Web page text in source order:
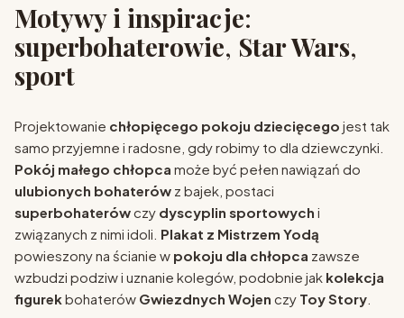
Motywy i inspiracje:
superbohaterowie, Star Wars,
sport
Projektowanie chłopięcego pokoju dziecięcego jest tak
samo przyjemne i radosne, gdy robimy to dla dziewczynki.
Pokój małego chłopca może być pełen nawiązań do
ulubionych bohaterów z bajek, postaci
superbohaterówczy dyscyplin sportowych i
związanych z nimi idoli. Plakat z Mistrzem Yodą
powieszony na ścianie w pokoju dla chłopca zawsze
wzbudzi podziw i uznanie kolegów, podobnie jak kolekcja
figurekbohaterów Gwiezdnych Wojen czy Toy Story